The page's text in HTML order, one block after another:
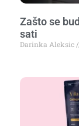
Zašto se
sati
Darinka Aleksic